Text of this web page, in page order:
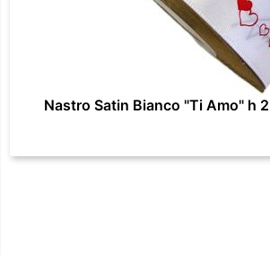
Nastro Satin Bianco "Ti Amo" h